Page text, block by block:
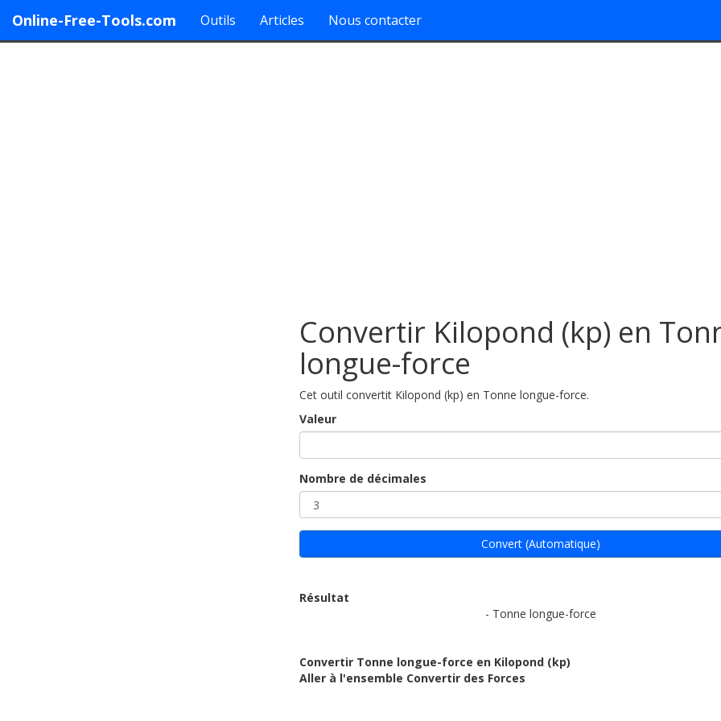
Online-Free-Tools.com Outils Articles Nous contacter
Convertir Kilopond (kp) en
longue-force
Cet outil convertit Kilopond (kp) en Tonne longue-force.
Valeur
Nombre de décimales
Convert (Automatique)
Résultat
- Tonne longue-force
Convertir Tonne longue-force en Kilopond (kp)
Aller à l'ensemble Convertir des Forces